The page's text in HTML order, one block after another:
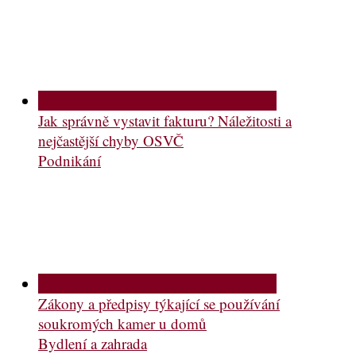
Jak správně vystavit fakturu? Náležitosti a
nejčastější chyby OSVČ
Podnikání
Zákony a předpisy týkající se používání
soukromých kamer u domů
Bydlení a zahrada